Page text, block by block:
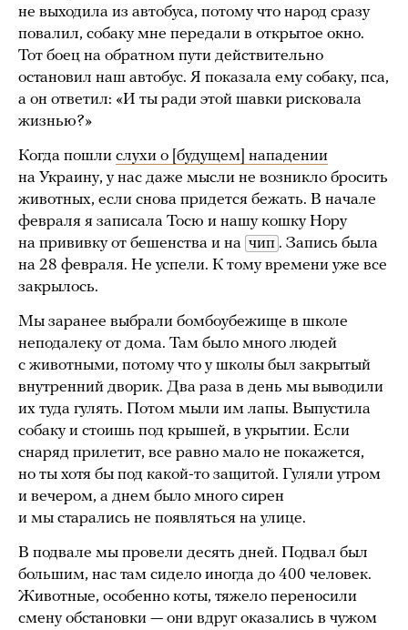
не выходила из автобуса, потому что народ сразу
повалил, собаку мне передали в открытое окно.
Тот боец на обратном пути действительно
остановил наш автобус. Я показала ему собаку, пса,
а он ответил: «И ты ради этой шавки рисковала
жизнью?»
Когда пошли слухи о [будущем] нападении
на Украину, у нас даже мысли не возникло бросить
животных, если снова придется бежать. В начале
февраля я записала Тосю и нашу кошку Нору
на прививку от бешенства и на чип . Запись была
на 28 февраля. Не успели. К тому времени уже все
закрылось.
Мы заранее выбрали бомбоубежище в школе
неподалеку от дома. Там было много людей
с животными, потому что у школы был закрытый
внутренний дворик. Два раза в день мы выводили
их туда гулять. Потом мыли им лапы. Выпустила
собаку и стоишь под крышей, в укрытии. Если
снаряд прилетит, все равно мало не покажется,
но ты хотя бы под какой-то защитой. Гуляли утром
и вечером, а днем было много сирен
и мы старались не появляться на улице.
В подвале мы провели десять дней. Подвал был
большим, нас там сидело иногда до 400 человек.
Животные, особенно коты, тяжело переносили
смену обстановки — они вдруг оказались в чужом